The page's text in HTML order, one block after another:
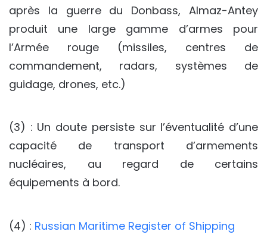
après la guerre du Donbass, Almaz-Antey
produit une large gamme d’armes pour
l’Armée rouge (missiles, centres de
commandement, radars, systèmes de
guidage, drones, etc.)
(3) : Un doute persiste sur l’éventualité d’une
capacité de transport d’armements
nucléaires, au regard de certains
équipements à bord.
(4) : Russian Maritime Register of Shipping